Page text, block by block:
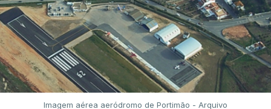
Imagem aérea aeródromo de Portimão - Arquivo